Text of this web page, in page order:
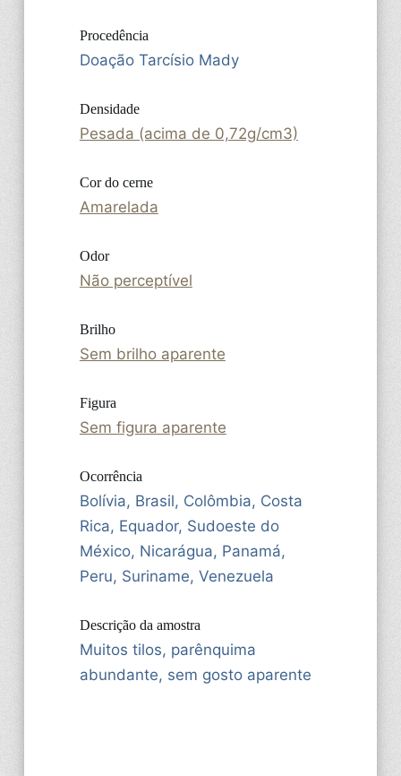
Procedência
Doação Tarcísio Mady
Densidade
Pesada (acima de 0,72g/cm3)
Cor do cerne
Amarelada
Odor
Não perceptível
Brilho
Sem brilho aparente
Figura
Sem figura aparente
Ocorrência
Bolívia, Brasil, Colômbia, Costa
Rica, Equador, Sudoeste do
México, Nicarágua, Panamá,
Peru, Suriname, Venezuela
Descrição da amostra
Muitos tilos, parênquima
abundante, sem gosto aparente